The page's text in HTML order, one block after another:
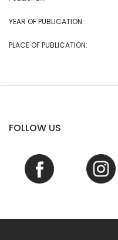
YEAR OF PUBLICATION:
PLACE OF PUBLICATION:
FOLLOW US